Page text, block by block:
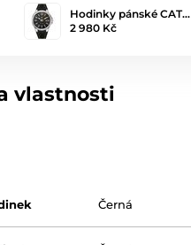
Hodinky pánské CAT…
2 980 Kč
vlastnosti
Černá